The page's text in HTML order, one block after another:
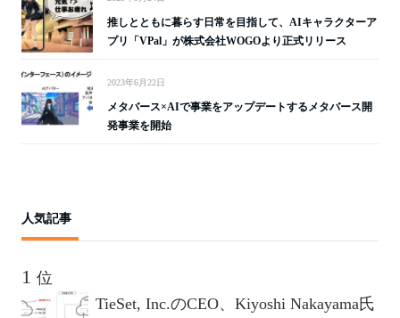
推しとともに暮らす日常を目指して、AIキャラクターア
プリ「VPal」が株式会社WOGOより正式リリース
2023年6月22日
メタバース×AIで事業をアップデートするメタバース開
発事業を開始
人気記事
位
TieSet, Inc.のCEO、Kiyoshi Nakayama氏